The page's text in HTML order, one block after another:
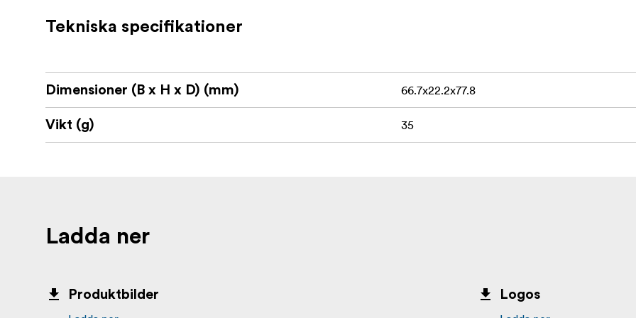
Uppfällbar design för snabb användning
Lämpligt för jakt, tävling och transport
hållbarhet och långsiktiga prestanda.
Tekniska specifikationer
Dimensioner (B x H x D) (mm) 66.7x22.2x77.8
Vikt (g) 35
Ladda ner
Produktbilder
Logos